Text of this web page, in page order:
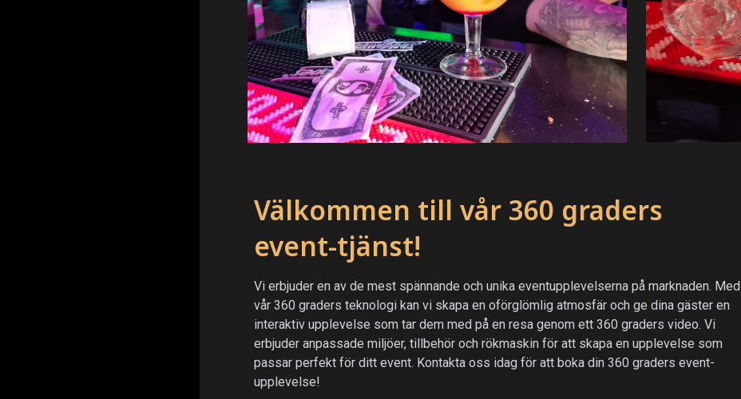
Välkommen till vår 360 graders
event-tjänst!
Vi erbjuder en av de mest spännande och unika eventupplevelserna på marknaden. Med
vår 360 graders teknologi kan vi skapa en oförglömlig atmosfär och ge dina gäster en
interaktiv upplevelse som tar dem med på en resa genom ett 360 graders video. Vi
erbjuder anpassade miljöer, tillbehör och rökmaskin för att skapa en upplevelse som
passar perfekt för ditt event. Kontakta oss idag för att boka din 360 graders event-
upplevelse!